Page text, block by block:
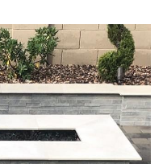
e
n
s
i
n
a
n